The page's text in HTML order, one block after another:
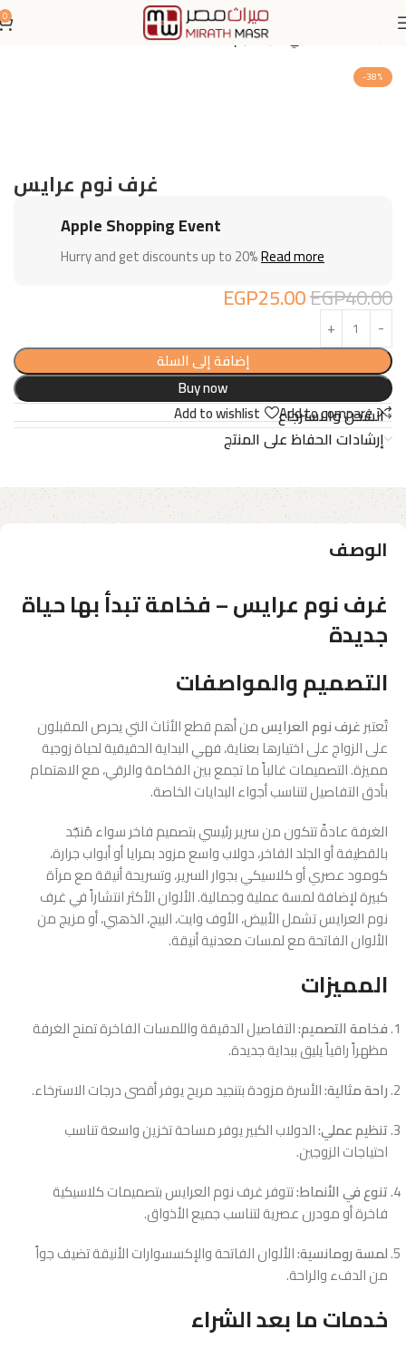
0
غرف نوم
-38%
غرف نوم عرايس
Apple Shopping Event
Hurry and get discounts up to 20%Read more
EGP40.00
EGP25.00
إضافة إلى السلة
Buy now
Add to compare
Add to wishlist
الشحن والاسترجاع
إرشادات الحفاظ على المنتج
الوصف
غرف نوم عرايس – فخامة تبدأ بها حياة
جديدة
التصميم والمواصفات
تُعتبرغرف نوم العرايسمن أهم قطع الأثاث التي يحرص المقبلون
على الزواج على اختيارها بعناية، فهي البداية الحقيقية لحياة زوجية
مميزة. التصميمات غالباً ما تجمع بين الفخامة والرقي، مع الاهتمام
بأدق التفاصيل لتناسب أجواء البدايات الخاصة.
الغرفة عادةً تتكون من سرير رئيسي بتصميم فاخر سواء مُنجّد
بالقطيفة أو الجلد الفاخر، دولاب واسع مزود بمرايا أو أبواب جرارة،
كومود عصري أو كلاسيكي بجوار السرير، وتسريحة أنيقة مع مرآة
كبيرة لإضافة لمسة عملية وجمالية. الألوان الأكثر انتشاراً في غرف
نوم العرايس تشمل الأبيض، الأوف وايت، البيج، الذهبي، أو مزيج من
الألوان الفاتحة مع لمسات معدنية أنيقة.
المميزات
فخامة التصميم:التفاصيل الدقيقة واللمسات الفاخرة تمنح الغرفة
مظهراً راقياً يليق ببداية جديدة.
راحة مثالية:الأسرة مزودة بتنجيد مريح يوفر أقصى درجات الاسترخاء.
تنظيم عملي:الدولاب الكبير يوفر مساحة تخزين واسعة تناسب
احتياجات الزوجين.
تنوع في الأنماط:تتوفر غرف نوم العرايس بتصميمات كلاسيكية
فاخرة أو مودرن عصرية لتناسب جميع الأذواق.
لمسة رومانسية:الألوان الفاتحة والإكسسوارات الأنيقة تضيف جواً
من الدفء والراحة.
خدمات ما بعد الشراء